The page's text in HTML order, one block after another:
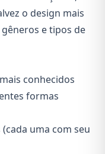
o design mais
e tipos de
conhecidos
formas
uma com seu